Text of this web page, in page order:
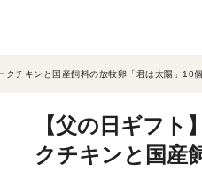
クチキンと国産飼料の放牧卵「君は太陽」10
【父の日ギフ
クチキンと国産